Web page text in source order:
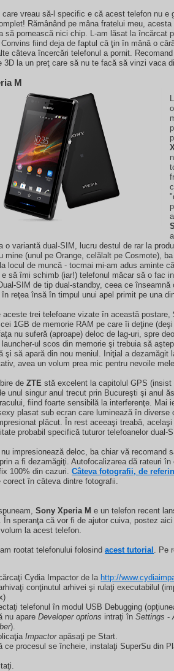
care vreau să-l specific e că acest telefon nu e
Rămânând pe mâna fratelui meu,
să pornească nici chip. L-am lăsat la încărcat
fiind deja de faptul că ţin în mână o
câteva încercări telefonul a pornit.
3D la un preţ care să nu te facă să vinzi vaca
M
o variantă dual-SIM, lucru destul de rar la
mine (unul pe Orange, celălalt pe Cosmote),
locul de muncă - tocmai mi-am adus aminte
să îmi schimb (iar!) telefonul măcar să o fac
SIM de tip dual-standby, ceea ce
reţea însă în timpul unui apel primit pe una
aceste trei telefoane vizate în această postare,
1GB de memorie RAM pe care îi deţine
nu suferă (aproape) deloc de lag-uri, spre
ul scos din memorie şi trebuia să
şi să apară din nou meniul. Iniţial a
avea un volum prea mic pentru nevoile
deZTE stă excelent la capitolul GPS
unul singur anul trecut prin Bucureşti şi anul
fiind foarte sensibilă la interferenţe. Mai
plasat sub ecran care luminează în
plăcut. În rest aceeaşi treabă,
probabil specifică tuturor telefoanelor dual-
nu impresionează deloc, ba chiar vă
a fi dezamăgiţi. Autofocalizarea dă rateuri
100% din cazuri.Câteva fotografii, de
corect în câteva dintre fotografii.
Sony Xperia M e un telefon recent
În speranţa că vor fi de ajutor cuiva, postez
volum la acest telefon.
rootat telefonului folosindacest tutorial . Pe
Cydia Impactor de la http://
conţinutul arhivei şi rulaţi executabilul
telefonul în modul USB Debugging
nu apareDeveloper options intraţi înSettings -
).
Impactorapăsaţi pe Start.
ce procesul se încheie, instalaţi SuperSu din